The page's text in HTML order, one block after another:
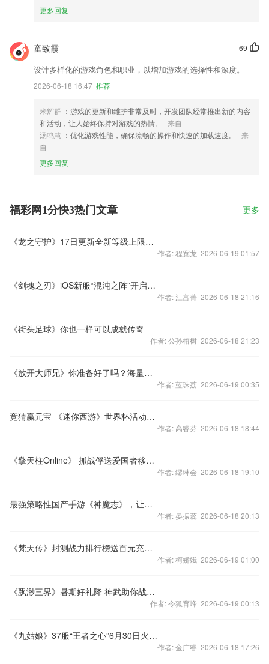
更多回复
69
童致霞
设计多样化的游戏角色和职业，以增加游戏的选择性和深度。
2026-06-18 16:47 推荐
米辉群 ：游戏的更新和维护非常及时，开发团队经常推出新的内容
和活动，让人始终保持对游戏的热情。
来自
汤鸣慧 ：优化游戏性能，确保流畅的操作和快速的加载速度。
来
自
更多回复
福彩网1分快3热门文章 更多
《龙之守护》17日更新全新等级上限到来
作者: 程宽龙 2026-06-19 01:57
《剑魂之刃》iOS新服“混沌之阵”开启公告
作者: 江富菁 2026-06-18 21:16
《街头足球》你也一样可以成就传奇
作者: 公孙榕树 2026-06-18 21:23
《放开大师兄》你准备好了吗？海量活动、礼包内详
作者: 蓝珠荔 2026-06-19 00:35
竞猜赢元宝 《迷你西游》世界杯活动细则
作者: 高睿芬 2026-06-18 18:44
《擎天柱Online》 抓战俘送爱国者移动电源
作者: 缪琳会 2026-06-18 19:10
最强策略性国产手游《神魔志》，让各路玩家爽爆
作者: 晏振蕊 2026-06-18 20:13
《梵天传》封测战力排行榜送百元充值卡
作者: 柯娇娥 2026-06-19 01:00
《飘渺三界》暑期好礼降 神武助你战三界
作者: 令狐育峰 2026-06-19 00:13
《九姑娘》37服“王者之心”6月30日火爆开启
作者: 金广睿 2026-06-18 17:26